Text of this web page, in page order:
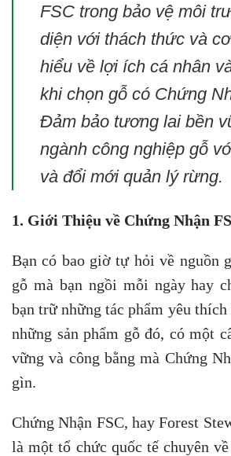
FSC trong bảo vệ môi
diện với thách thức và
hiểu về lợi ích cá nhân
khi chọn gỗ có Chứng
Đảm bảo tương lai bền
ngành công nghiệp gỗ
và đổi mới quản lý rừng.
1. Giới Thiệu về Chứng Nhận
Bạn có bao giờ tự hỏi về nguồn
gỗ mà bạn ngồi mỗi ngày hay
bạn trữ những tác phẩm yêu thích
những sản phẩm gỗ đó, có một
vững và công bằng mà Chứng
gìn.
Chứng Nhận FSC, hay Forest
là một tổ chức quốc tế chuyên